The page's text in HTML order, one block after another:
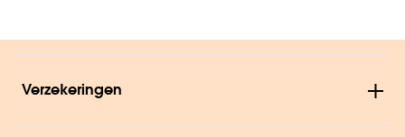
Verzekeringen